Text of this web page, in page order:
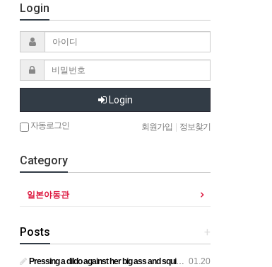
Login
Login
자동로그인 회원가입 정보찾기
Category
일본야동관
+
Posts
01.20
Pressing a dildo against her big ass and squirting from below